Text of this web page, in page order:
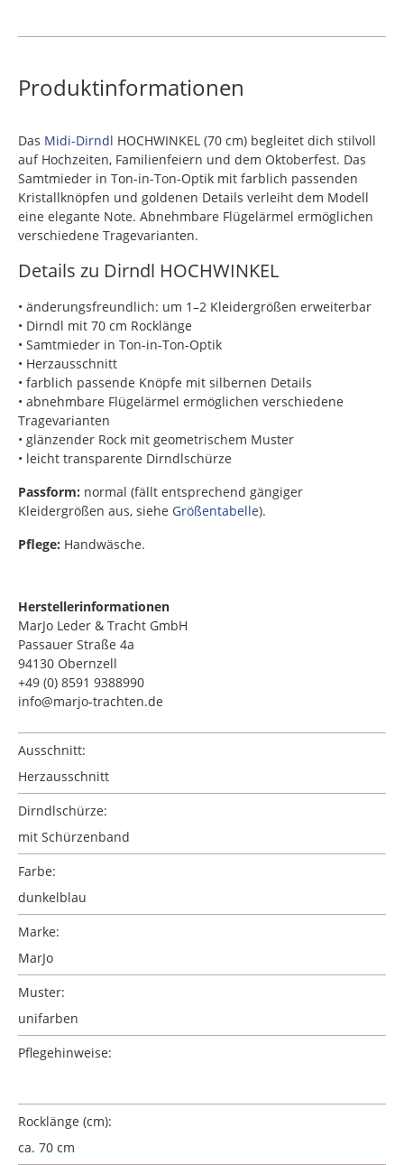
Produktinformationen
Das Midi-Dirndl HOCHWINKEL (70 cm) begleitet dich stilvoll
auf Hochzeiten, Familienfeiern und dem Oktoberfest. Das
Samtmieder in Ton-in-Ton-Optik mit farblich passenden
Kristallknöpfen und goldenen Details verleiht dem Modell
eine elegante Note. Abnehmbare Flügelärmel ermöglichen
verschiedene Tragevarianten.
Details zu Dirndl HOCHWINKEL
• änderungsfreundlich: um 1–2 Kleidergrößen erweiterbar
• Dirndl mit 70 cm Rocklänge
• Samtmieder in Ton-in-Ton-Optik
• Herzausschnitt
• farblich passende Knöpfe mit silbernen Details
• abnehmbare Flügelärmel ermöglichen verschiedene
Tragevarianten
• glänzender Rock mit geometrischem Muster
• leicht transparente Dirndlschürze
Passform: normal (fällt entsprechend gängiger
Kleidergrößen aus, siehe Größentabelle).
Pflege: Handwäsche.
Herstellerinformationen
MarJo Leder & Tracht GmbH
Passauer Straße 4a
94130 Obernzell
+49 (0) 8591 9388990
info@marjo-trachten.de
Ausschnitt:
Herzausschnitt
Dirndlschürze:
mit Schürzenband
Farbe:
dunkelblau
Marke:
MarJo
Muster:
unifarben
Pflegehinweise:
Rocklänge (cm):
ca. 70 cm